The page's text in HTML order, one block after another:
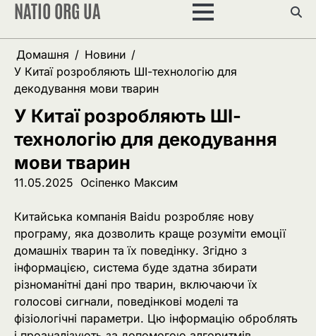
Перейти
вмісту
NATIO ORG UA
Домашня
Новини
У Китаї розробляють ШІ-технологію для
декодування мови тварин
У Китаї розробляють ШІ-
технологію для декодування
мови тварин
11.05.2025 Осіпенко Максим
Китайська компанія Baidu розробляє нову
програму, яка дозволить краще розуміти емоції
домашніх тварин та їх поведінку. Згідно з
інформацією, система буде здатна збирати
різноманітні дані про тварин, включаючи їх
голосові сигнали, поведінкові моделі та
фізіологічні параметри. Цю інформацію оброблять